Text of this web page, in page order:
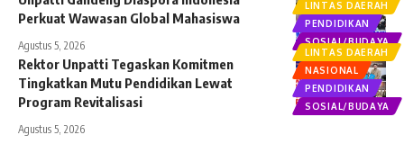
LINTAS DAERAH
PENDIDIKAN
SOSIAL/BUDAYA
Perkuat Wawasan Global Mahasiswa
Agustus 5, 2026
LINTAS DAERAH
NASIONAL
PENDIDIKAN
SOSIAL/BUDAYA
Rektor Unpatti Tegaskan Komitmen
Tingkatkan Mutu Pendidikan Lewat
Program Revitalisasi
Agustus 5, 2026